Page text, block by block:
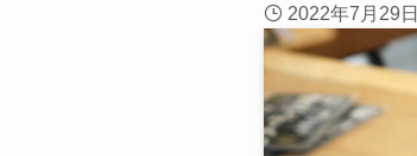
2022年7月29日